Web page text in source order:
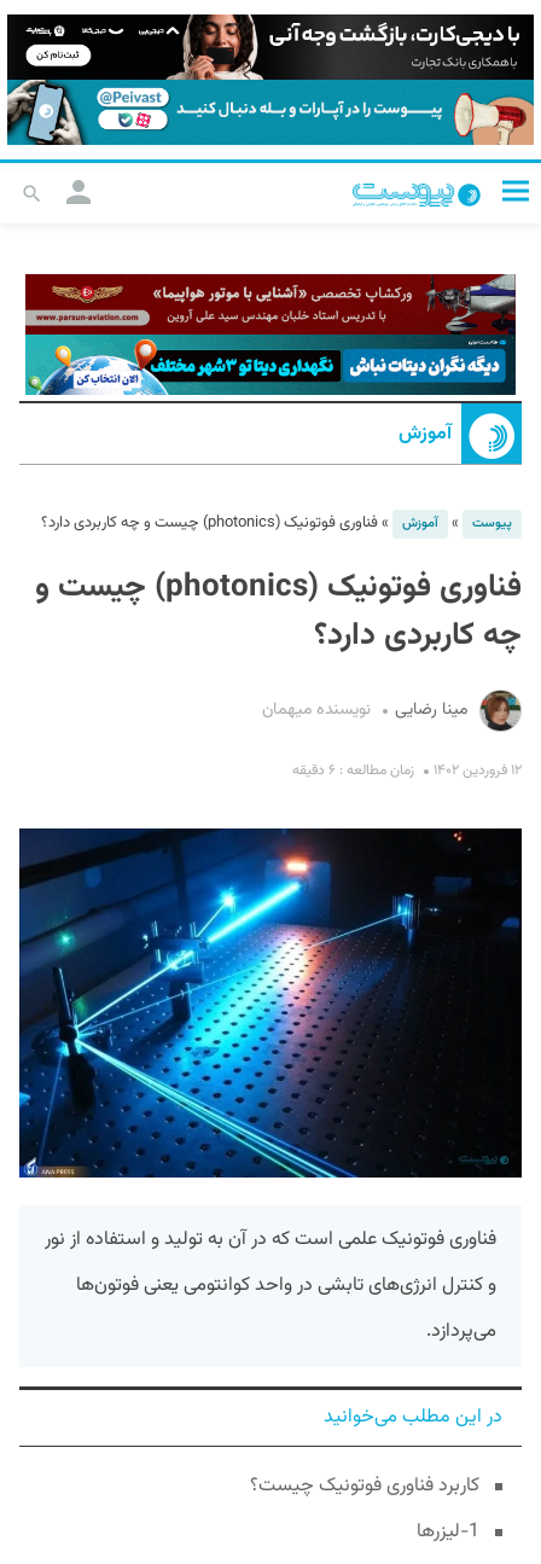
آموزش
پیوست » آموزش »فناوری فوتونیک (photonics) چیست و چه کاربردی دارد؟
فناوری فوتونیک (photonics) چیست و
چه کاربردی دارد؟
مینا رضایی نویسنده میهمان
۱۲ فروردین ۱۴۰۲ زمان مطالعه : ۶ دقیقه
فناوری فوتونیک علمی است که در آن به تولید و استفاده از نور
و کنترل انرژی‌های تابشی در واحد کوانتومی یعنی فوتون‌ها
می‌پردازد.
در این مطلب می‌خوانید
کاربرد فناوری فوتونیک چیست؟
1-لیزر‌ها